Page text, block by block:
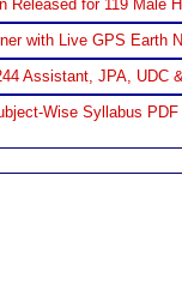
for 119 Male
with Live GPS Earth
Assistant, JPA, UDC
Wise Syllabus PDF